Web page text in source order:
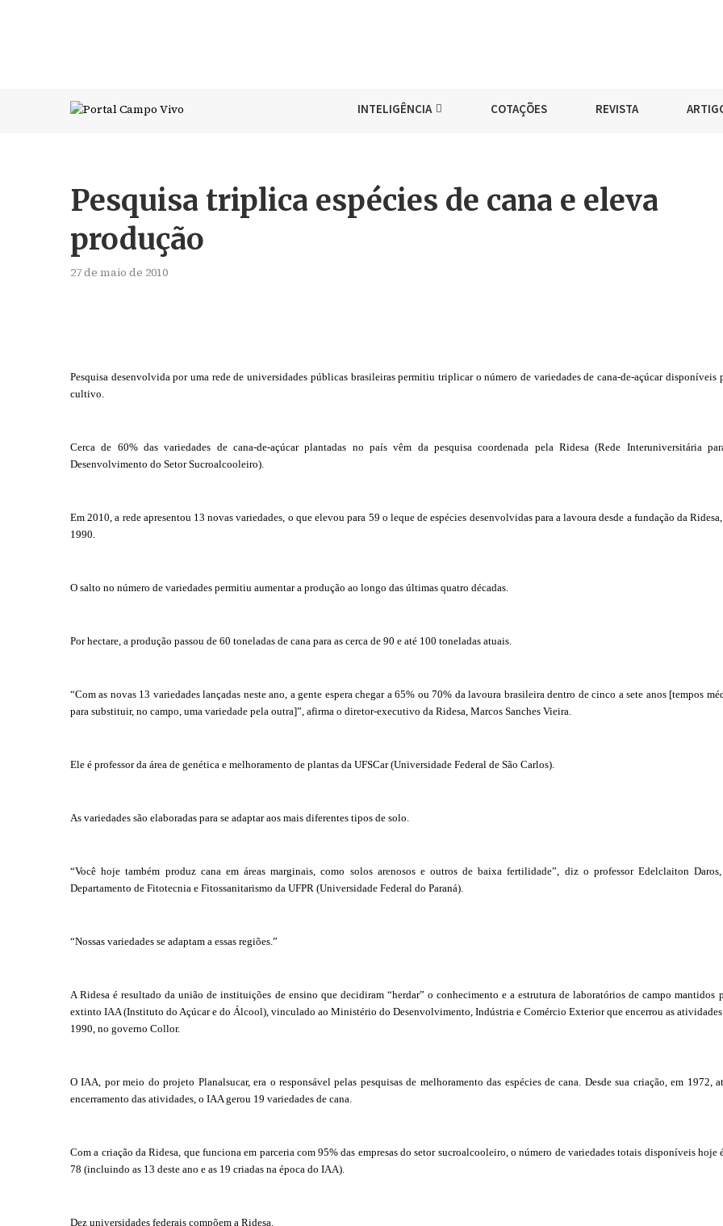
INTELIGÊNCIA COTAÇÕES REVISTA
Pesquisa triplica espécies de cana e eleva
produção
27 de maio de 2010
Pesquisa desenvolvida por uma rede de universidades públicas brasileiras permitiu triplicar o número de variedades de cana-de-açúcar disponíveis
cultivo.
Cerca de 60% das variedades de cana-de-açúcar plantadas no país vêm da pesquisa coordenada pela Ridesa (Rede Interuniversitária
Desenvolvimento do Setor Sucroalcooleiro).
Em 2010, a rede apresentou 13 novas variedades, o que elevou para 59 o leque de espécies desenvolvidas para a lavoura desde a fundação da
1990.
O salto no número de variedades permitiu aumentar a produção ao longo das últimas quatro décadas.
Por hectare, a produção passou de 60 toneladas de cana para as cerca de 90 e até 100 toneladas atuais.
“Com as novas 13 variedades lançadas neste ano, a gente espera chegar a 65% ou 70% da lavoura brasileira dentro de cinco a sete anos [tempos
para substituir, no campo, uma variedade pela outra]”, afirma o diretor-executivo da Ridesa, Marcos Sanches Vieira.
Ele é professor da área de genética e melhoramento de plantas da UFSCar (Universidade Federal de São Carlos).
As variedades são elaboradas para se adaptar aos mais diferentes tipos de solo.
“Você hoje também produz cana em áreas marginais, como solos arenosos e outros de baixa fertilidade”, diz o professor Edelclaiton
Departamento de Fitotecnia e Fitossanitarismo da UFPR (Universidade Federal do Paraná).
“Nossas variedades se adaptam a essas regiões.”
A Ridesa é resultado da união de instituições de ensino que decidiram “herdar” o conhecimento e a estrutura de laboratórios de campo mantidos
extinto IAA (Instituto do Açúcar e do Álcool), vinculado ao Ministério do Desenvolvimento, Indústria e Comércio Exterior que encerrou as
1990, no governo Collor.
O IAA, por meio do projeto Planalsucar, era o responsável pelas pesquisas de melhoramento das espécies de cana. Desde sua criação, em 1972,
encerramento das atividades, o IAA gerou 19 variedades de cana.
Com a criação da Ridesa, que funciona em parceria com 95% das empresas do setor sucroalcooleiro, o número de variedades totais disponíveis hoje
78 (incluindo as 13 deste ano e as 19 criadas na época do IAA).
Dez universidades federais compõem a Ridesa.